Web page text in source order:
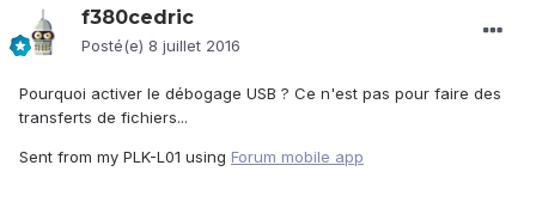
f380cedric
Posté(e) 8 juillet 2016
Pourquoi activer le débogage USB ? Ce n'est pas pour faire des
transferts de fichiers...
Sent from my PLK-L01 using Forum mobile app